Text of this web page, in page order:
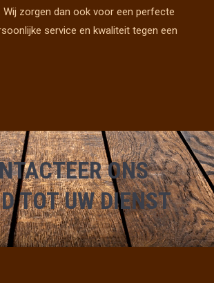
zorgen dan ook voor een perfecte
service en kwaliteit tegen een
ONS
TOT UW DIENST